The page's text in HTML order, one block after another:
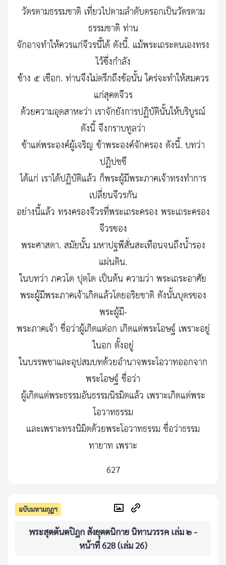
วัตรตามธรรมชาติ เที่ยวไปตามลำดับตรอกเป็นวัตรตาม
ธรรมชาติ ท่าน
จักอาจทำให้ควรแก่จีวรนี้ได้ ดังนี้. แม้พระเถระตนเองทรง
ไว้ซึ่งกำลัง
ช้าง ๕ เชือก. ท่านจึงไม่ตรึกถึงข้อนั้น ใคร่จะทำให้สมควร
แก่สุคตจีวร
ด้วยความอุตสาหะว่า เราจักยังการปฏิบัตินั้นให้บริบูรณ์
ดังนี้ จึงกราบทูลว่า
ข้าแต่พระองค์ผู้เจริญ ข้าพระองค์จักครอง ดังนี้. บทว่า
ปฏิปชฺชึ
ได้แก่ เราได้ปฏิบัติแล้ว ก็พระผู้มีพระภาคเจ้าทรงทำการ
เปลี่ยนจีวรกัน
อย่างนี้แล้ว ทรงครองจีวรที่พระเถระครอง พระเถระครอง
จีวรของ
พระศาสดา. สมัยนั้น มหาปฐพีสั่นสะเทือนจนถึงน้ำรอง
แผ่นดิน.
ในบทว่า ภควโต ปุตฺโต เป็นต้น ความว่า พระเถระอาศัย
พระผู้มีพระภาคเจ้าเกิดแล้วโดยอริยชาติ ดังนั้นบุตรของ
พระผู้มี-
พระภาคเจ้า ชื่อว่าผู้เกิดแต่อก เกิดแต่พระโอษฐ์ เพราะอยู่
ในอก ตั้งอยู่
ในบรรพชาและอุปสมบทด้วยอำนาจพระโอวาทออกจาก
พระโอษฐ์ ชื่อว่า
ผู้เกิดแต่พระธรรมอันธรรมนิรมิตแล้ว เพราะเกิดแต่พระ
โอวาทธรรม
และเพราะทรงนิมิตด้วยพระโอวาทธรรม ชื่อว่าธรรม
ทายาท เพราะ
627
ฉบับมหามกุฏฯ
พระสุตตันตปิฎก สังยุตตนิกาย นิทานวรรค เล่ม ๒ -
หน้าที่ 628 (เล่ม 26)